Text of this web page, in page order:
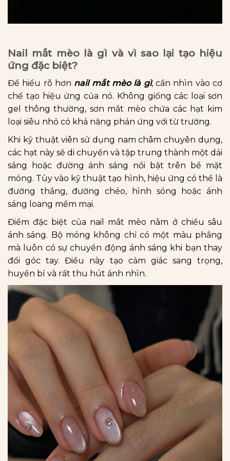
Nail mắt mèo là gì và vì sao lại tạo hiệu
ứng đặc biệt?
Để hiểu rõ hơn nail mắt mèo là gì, cần nhìn vào cơ
chế tạo hiệu ứng của nó. Không giống các loại sơn
gel thông thường, sơn mắt mèo chứa các hạt kim
loại siêu nhỏ có khả năng phản ứng với từ trường.
Khi kỹ thuật viên sử dụng nam châm chuyên dụng,
các hạt này sẽ di chuyển và tập trung thành một dải
sáng hoặc đường ánh sáng nổi bật trên bề mặt
móng. Tùy vào kỹ thuật tạo hình, hiệu ứng có thể là
đường thẳng, đường chéo, hình sóng hoặc ánh
sáng loang mềm mại.
Điểm đặc biệt của nail mắt mèo nằm ở chiều sâu
ánh sáng. Bộ móng không chỉ có một màu phẳng
mà luôn có sự chuyển động ánh sáng khi bạn thay
đổi góc tay. Điều này tạo cảm giác sang trọng,
huyền bí và rất thu hút ánh nhìn.